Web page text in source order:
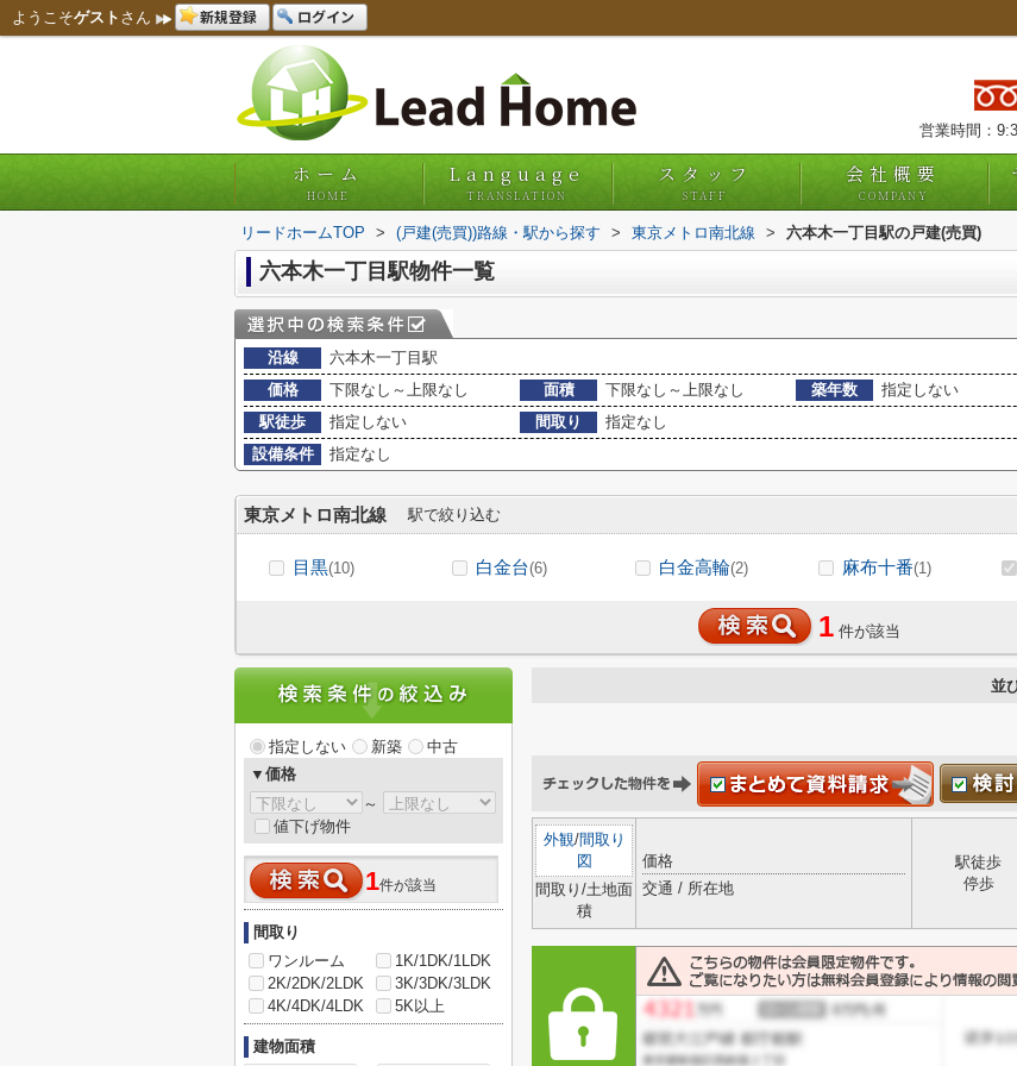
ようこそゲスト さん 新規登録 ログイン
営業時間：
ホーム
HOME
Language
TRANSLATION
スタッフ
STAFF
会社概要
COMPANY
リードホームTOP > (戸建(売買))路線・駅から探す > 東京メトロ南北線 > 六本木一丁目駅の戸建(売買)
六本木一丁目駅物件一覧
沿線
六本木一丁目駅
価格
下限なし～上限なし 面積 下限なし～上限なし 築年数
指定しない
駅徒歩
指定しない 間取り
指定なし
設備条件
指定なし
東京メトロ南北線 駅で絞り込む
目黒(10) 白金台(6) 白金高輪(2) 麻布十番(1)
1 件が該当
並
外観/間取り
図
間取り/土地面
積
価格
交通 / 所在地
駅徒歩
停歩
指定しない 新築
中古
▼価格
～
値下げ物件
1件が該当
間取り
ワンルーム
1K/1DK/1LDK
2K/2DK/2LDK
3K/3DK/3LDK
4K/4DK/4LDK
5K以上
建物面積